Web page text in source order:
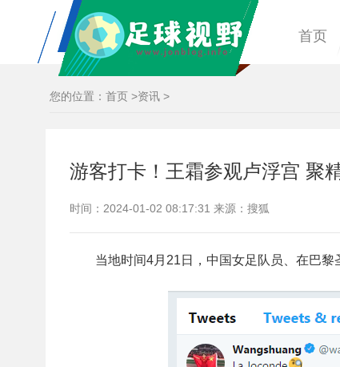
首页
您的位置： 首页 >资讯 >
游客打卡！王霜参观卢浮宫 聚
时间：2024-01-02 08:17:31 来源：搜狐
当地时间4月21日，中国女足队员、在巴